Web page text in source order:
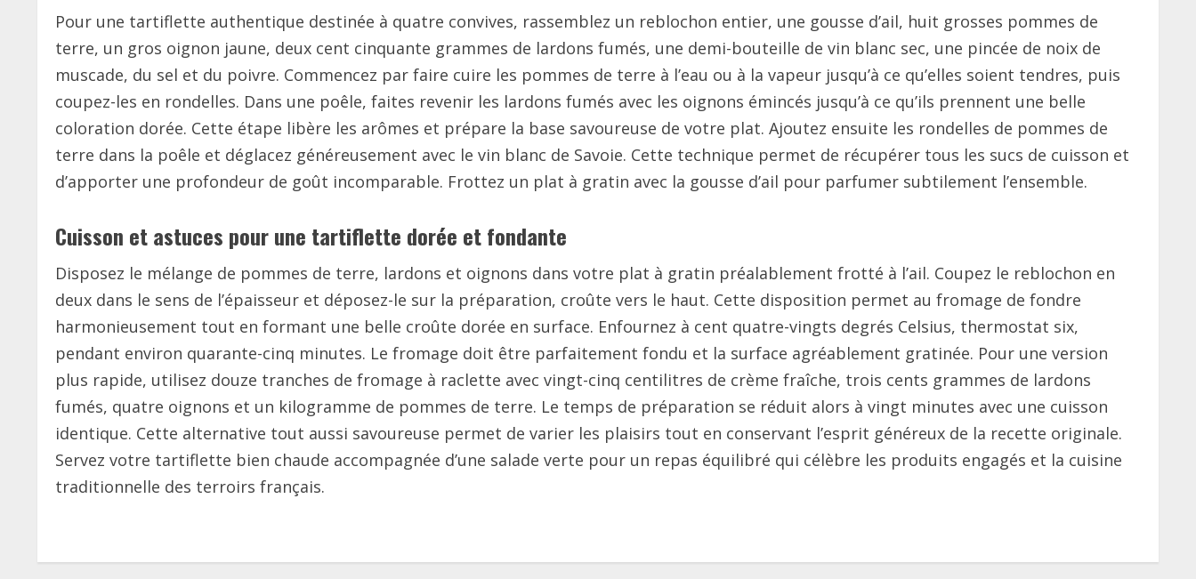
Pour une tartiflette authentique destinée à quatre convives, rassemblez un reblochon entier, une gousse d’ail, huit grosses pommes de
terre, un gros oignon jaune, deux cent cinquante grammes de lardons fumés, une demi-bouteille de vin blanc sec, une pincée de noix de
muscade, du sel et du poivre. Commencez par faire cuire les pommes de terre à l’eau ou à la vapeur jusqu’à ce qu’elles soient tendres, puis
coupez-les en rondelles. Dans une poêle, faites revenir les lardons fumés avec les oignons émincés jusqu’à ce qu’ils prennent une belle
coloration dorée. Cette étape libère les arômes et prépare la base savoureuse de votre plat. Ajoutez ensuite les rondelles de pommes de
terre dans la poêle et déglacez généreusement avec le vin blanc de Savoie. Cette technique permet de récupérer tous les sucs de cuisson et
d’apporter une profondeur de goût incomparable. Frottez un plat à gratin avec la gousse d’ail pour parfumer subtilement l’ensemble.
Cuisson et astuces pour une tartiflette dorée et fondante
Disposez le mélange de pommes de terre, lardons et oignons dans votre plat à gratin préalablement frotté à l’ail. Coupez le reblochon en
deux dans le sens de l’épaisseur et déposez-le sur la préparation, croûte vers le haut. Cette disposition permet au fromage de fondre
harmonieusement tout en formant une belle croûte dorée en surface. Enfournez à cent quatre-vingts degrés Celsius, thermostat six,
pendant environ quarante-cinq minutes. Le fromage doit être parfaitement fondu et la surface agréablement gratinée. Pour une version
plus rapide, utilisez douze tranches de fromage à raclette avec vingt-cinq centilitres de crème fraîche, trois cents grammes de lardons
fumés, quatre oignons et un kilogramme de pommes de terre. Le temps de préparation se réduit alors à vingt minutes avec une cuisson
identique. Cette alternative tout aussi savoureuse permet de varier les plaisirs tout en conservant l’esprit généreux de la recette originale.
Servez votre tartiflette bien chaude accompagnée d’une salade verte pour un repas équilibré qui célèbre les produits engagés et la cuisine
traditionnelle des terroirs français.
C